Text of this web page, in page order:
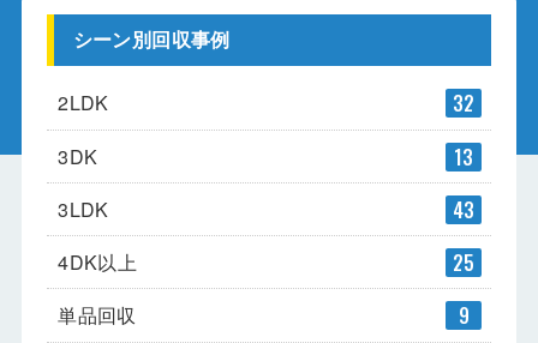
シーン別回収事例
2LDK 32
3DK 13
3LDK 43
4DK以上 25
単品回収 9